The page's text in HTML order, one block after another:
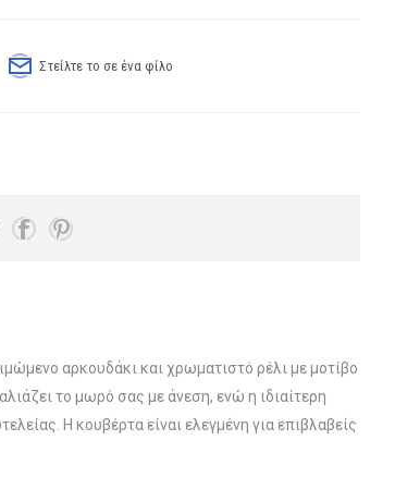
Στείλτε το σε ένα φίλο
αρκουδάκι και χρωματιστό ρέλι με μοτίβο
το μωρό σας με άνεση, ενώ η ιδιαίτερη
Η κουβέρτα είναι ελεγμένη για επιβλαβείς